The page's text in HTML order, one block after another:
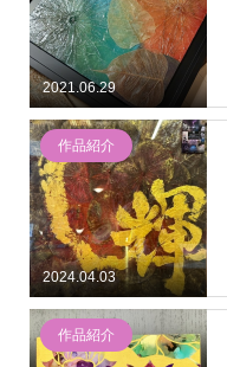
2021.06.29
作品紹介
2024.04.03
作品紹介